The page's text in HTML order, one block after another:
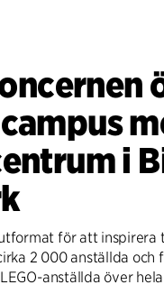
i
för att inspirera
2 000 anställda och
anställda över